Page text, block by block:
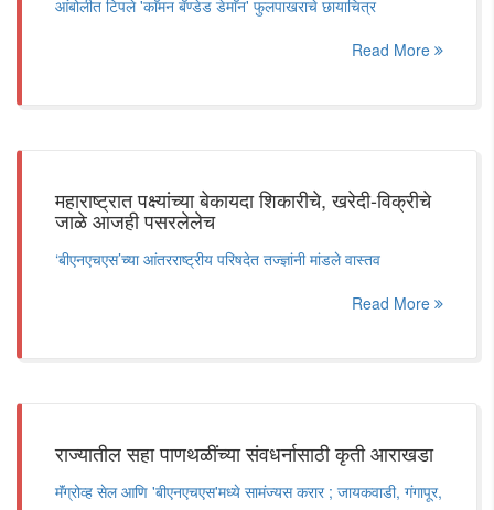
आंबोलीत टिपले 'काॅमन बॅण्डेड डेमाॅन' फुलपाखराचे छायाचित्र
Read More
महाराष्ट्रात पक्ष्यांच्या बेकायदा शिकारीचे, खरेदी-विक्रीचे
जाळे आजही पसरलेलेच
‘बीएनएचएस’च्या आंतरराष्ट्रीय परिषदेत तज्ज्ञांनी मांडले वास्तव
Read More
राज्यातील सहा पाणथळींच्या संवधर्नासाठी कृती आराखडा
मॅंग्रोव्ह सेल आणि 'बीएनएचएस'मध्ये सामंज्यस करार ; जायकवाडी, गंगापूर,